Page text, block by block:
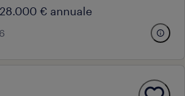
€ annuale